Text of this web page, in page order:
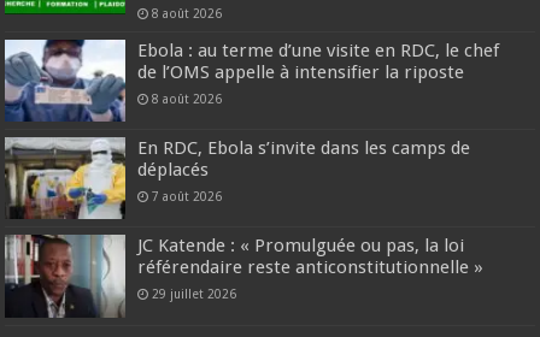
8 août 2026
Ebola : au terme d’une visite en RDC, le chef
de l’OMS appelle à intensifier la riposte
8 août 2026
En RDC, Ebola s’invite dans les camps de
déplacés
7 août 2026
JC Katende : « Promulguée ou pas, la loi
référendaire reste anticonstitutionnelle »
29 juillet 2026